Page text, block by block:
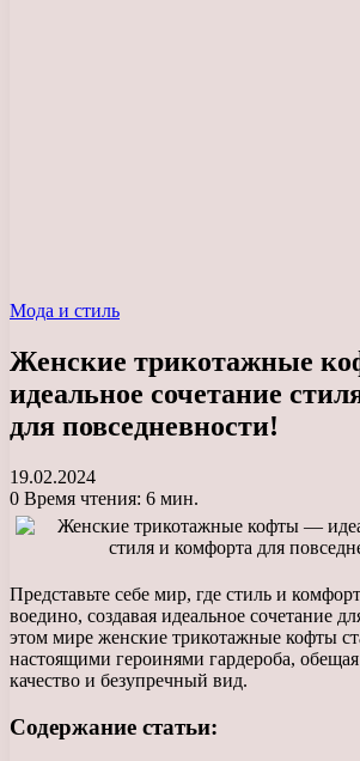
Мода и стиль
Женские трикотажные
идеальное сочетание
для повседневности!
19.02.2024
0 Время чтения: 6 мин.
Представьте себе мир, где стиль и
воедино, создавая идеальное сочетание
этом мире женские трикотажные кофты
настоящими героинями гардероба,
качество и безупречный вид.
Содержание статьи: